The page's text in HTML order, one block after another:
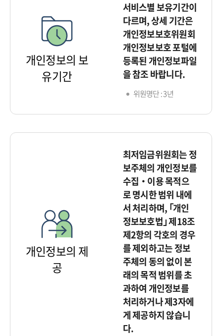
개인정보의 보
유기간
서비스별 보유기간이
다르며, 상세 기간은
개인정보보호위원회
개인정보보호 포털에
등록된 개인정보파일
을 참조 바랍니다.
위원명단 : 3년
개인정보의 제
공
최저임금위원회는 정
보주체의 개인정보를
수집‧이용 목적으
로 명시한 범위 내에
서 처리하며, ｢개인
정보보호법｣ 제18조
제2항의 각호의 경우
를 제외하고는 정보
주체의 동의 없이 본
래의 목적 범위를 초
과하여 개인정보를
처리하거나 제3자에
게 제공하지 않습니
다.